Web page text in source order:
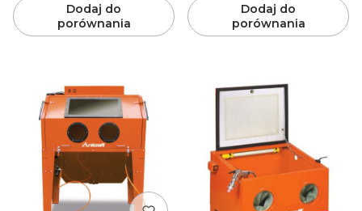
Dodaj do
porównania
Dodaj do
porównania